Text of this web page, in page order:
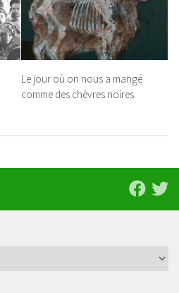
Le jour où on nous a mangé
comme des chèvres noires